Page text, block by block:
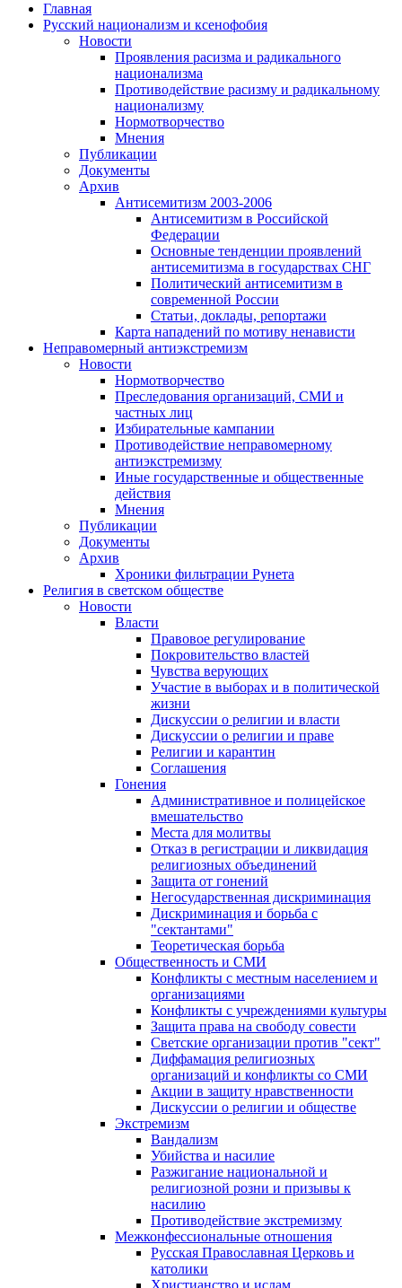
Главная
Русский национализм и ксенофобия
Новости
Проявления расизма и радикального
национализма
Противодействие расизму и радикальному
национализму
Нормотворчество
Мнения
Публикации
Документы
Архив
Антисемитизм 2003-2006
Антисемитизм в Российской
Федерации
Основные тенденции проявлений
антисемитизма в государствах СНГ
Политический антисемитизм в
современной России
Статьи, доклады, репортажи
Карта нападений по мотиву ненависти
Неправомерный антиэкстремизм
Новости
Нормотворчество
Преследования организаций, СМИ и
частных лиц
Избирательные кампании
Противодействие неправомерному
антиэкстремизму
Иные государственные и общественные
действия
Мнения
Публикации
Документы
Архив
Хроники фильтрации Рунета
Религия в светском обществе
Новости
Власти
Правовое регулирование
Покровительство властей
Чувства верующих
Участие в выборах и в политической
жизни
Дискуссии о религии и власти
Дискуссии о религии и праве
Религии и карантин
Соглашения
Гонения
Административное и полицейское
вмешательство
Места для молитвы
Отказ в регистрации и ликвидация
религиозных объединений
Защита от гонений
Негосударственная дискриминация
Дискриминация и борьба с
"сектантами"
Теоретическая борьба
Общественность и СМИ
Конфликты с местным населением и
организациями
Конфликты с учреждениями культуры
Защита права на свободу совести
Светские организации против "сект"
Диффамация религиозных
организаций и конфликты со СМИ
Акции в защиту нравственности
Дискуссии о религии и обществе
Экстремизм
Вандализм
Убийства и насилие
Разжигание национальной и
религиозной розни и призывы к
насилию
Противодействие экстремизму
Межконфессиональные отношения
Русская Православная Церковь и
католики